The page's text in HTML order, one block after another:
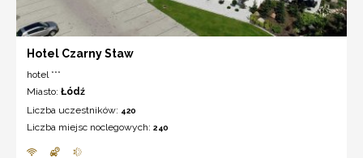
Hotel Czarny Staw
hotel ***
Miasto: Łódź
Liczba uczestników: 420
Liczba miejsc noclegowych: 240